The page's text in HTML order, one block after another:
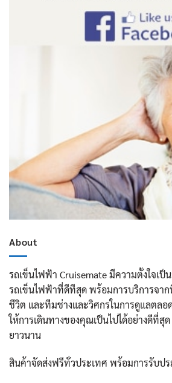
About
รถเข็นไฟฟ้า Cruisemate มีความตั้งใจเป็
รถเข็นไฟฟ้าที่ดีทีสุด พร้อมการบริการจา
ชีวิต และทีมช่างและวิศกรในการดูแลตลอ
ให้การเดินทางของคุณเป็นไปได้อย่างดีที่
ยาวนาน
สินค้าจัดส่งฟรีทั่วประเทศ พร้อมการรับป